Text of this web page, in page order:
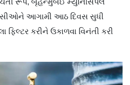
રૂપે, બૃહન્મુંબઈ મ્યુનિસિપલ
આગામી આઠ દિવસ સુધી
ફિલ્ટર કરીને ઉકાળવા વિનંતી કરી